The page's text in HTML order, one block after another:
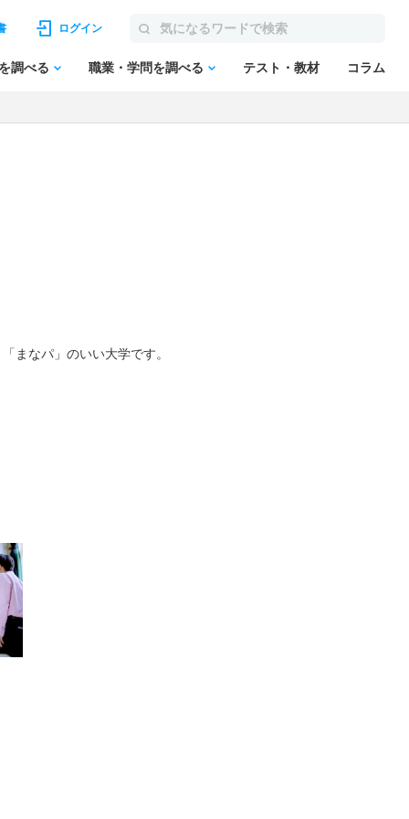
ログイン
調べる 職業・学問を調べる テスト・教材 コラム
まなパ 」のいい大学です。